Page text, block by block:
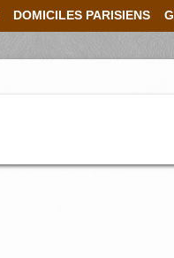
DOMICILES PARISIENS